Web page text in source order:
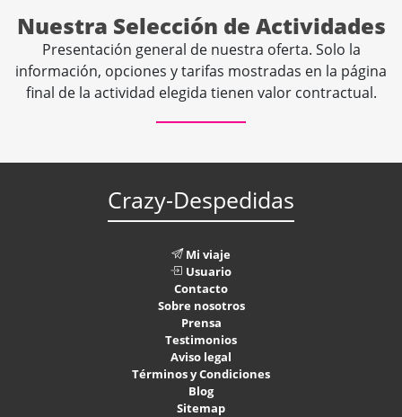
Nuestra Selección de Actividades
Presentación general de nuestra oferta. Solo la
información, opciones y tarifas mostradas en la página
final de la actividad elegida tienen valor contractual.
Crazy-Despedidas
Mi viaje
Usuario
Contacto
Sobre nosotros
Prensa
Testimonios
Aviso legal
Términos y Condiciones
Blog
Sitemap